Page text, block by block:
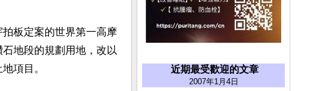
拍板定案的世界第一高摩
地段的規劃用地，改以
項目。
近期最受歡迎的文章
2007年1月4日